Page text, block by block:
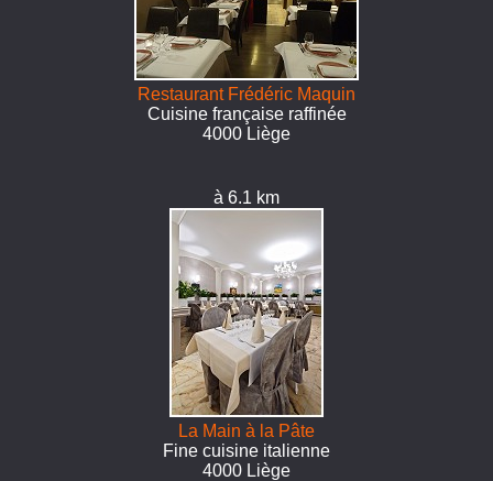
Restaurant Frédéric Maquin
Cuisine française raffinée
4000 Liège
à 6.1 km
La Main à la Pâte
Fine cuisine italienne
4000 Liège